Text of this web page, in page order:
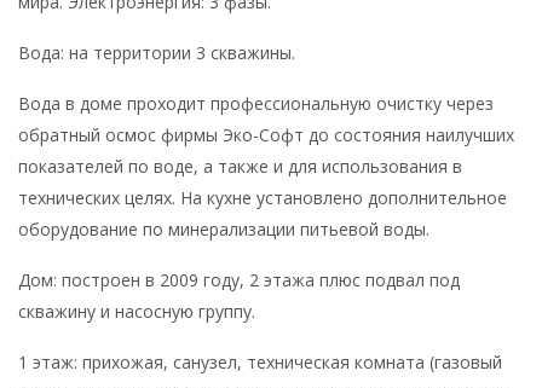
Вода: на территории 3 скважины.
Вода в доме проходит профессиональную очистку через
обратный осмос фирмы Эко-Софт до состояния наилучших
показателей по воде, а также и для использования в
технических целях. На кухне установлено дополнительное
оборудование по минерализации питьевой воды.
Дом: построен в 2009 году, 2 этажа плюс подвал под
скважину и насосную группу.
1 этаж: прихожая, санузел, техническая комната (газовый